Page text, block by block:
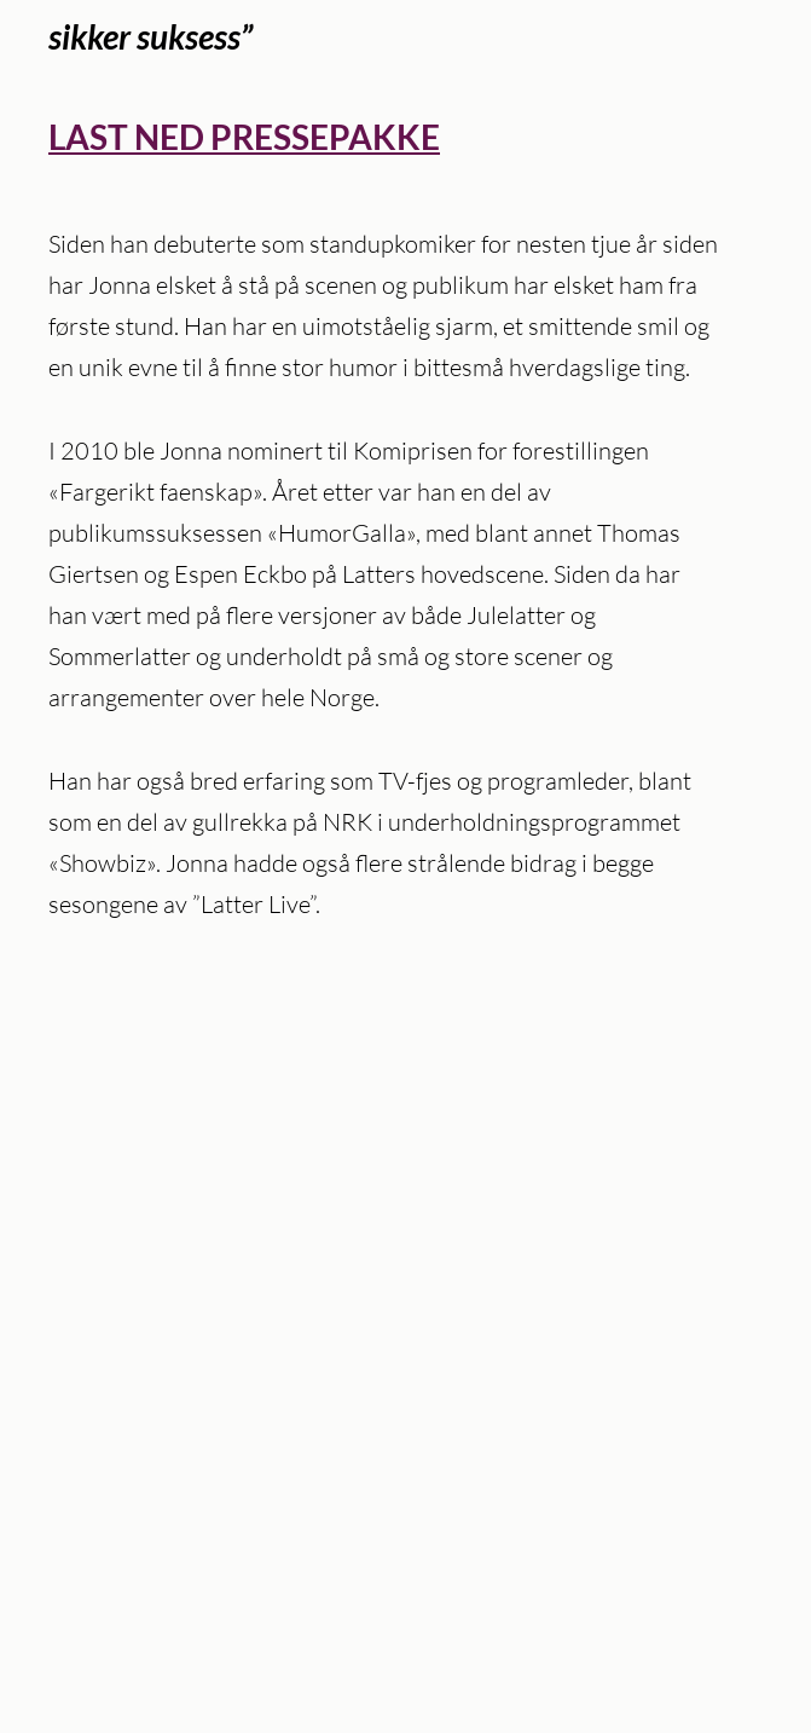
sikker suksess”
LAST NED PRESSEPAKKE
Siden han debuterte som standupkomiker for nesten tjue år siden
har Jonna elsket å stå på scenen og publikum har elsket ham fra
første stund. Han har en uimotståelig sjarm, et smittende smil og
en unik evne til å finne stor humor i bittesmå hverdagslige ting.
I 2010 ble Jonna nominert til Komiprisen for forestillingen
«Fargerikt faenskap». Året etter var han en del av
publikumssuksessen «HumorGalla», med blant annet Thomas
Giertsen og Espen Eckbo på Latters hovedscene. Siden da har
han vært med på flere versjoner av både Julelatter og
Sommerlatter og underholdt på små og store scener og
arrangementer over hele Norge.
Han har også bred erfaring som TV-fjes og programleder, blant
som en del av gullrekka på NRK i underholdningsprogrammet
«Showbiz». Jonna hadde også flere strålende bidrag i begge
sesongene av ”Latter Live”.